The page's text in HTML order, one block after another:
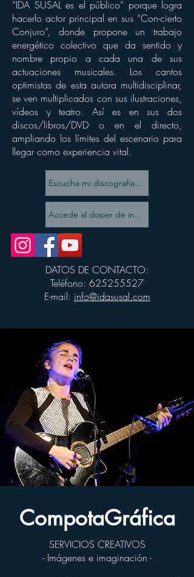
“IDA SUSAL es el público” porque logra
hacerlo actor principal en sus “Con-cierto
Conjuro”, donde propone un trabajo
energético colectivo que da sentido y
nombre propio a cada una de sus
actuaciones musicales. Los cantos
optimistas de esta autora multidisciplinar,
se ven multiplicados con sus ilustraciones,
vídeos y teatro. Así es en sus dos
discos/libros/DVD o en el directo,
ampliando los límites del escenario para
llegar como experiencia vital.
Escucha mi discografía en BandCamp
Accede al dosier de info general
DATOS DE CONTACTO:
Teléfono: 625255527
E-mail: info@idasusal.com
CompotaGráfica
SERVICIOS CREATIVOS
- Imágenes e imaginación -